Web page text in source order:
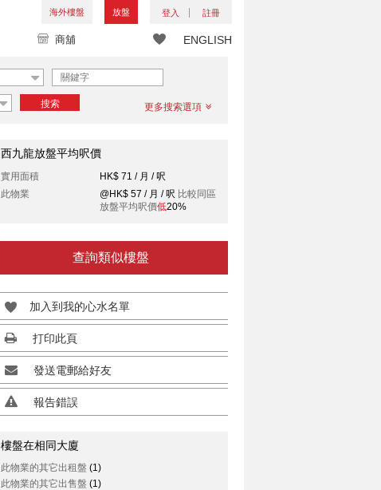
海外樓盤 放盤 登入 註冊
ENGLISH
商舖
搜索 更多搜索選項
西九龍放盤平均呎價
實用面積
HK$ 71 / 月 / 呎
此物業
@HK$ 57 / 月 / 呎 比較同區
放盤平均呎價低20%
查詢類似樓盤
加入到我的心水名單
打印此頁
發送電郵給好友
報告錯誤
樓盤在相同大廈
此物業的其它出租盤 (1)
此物業的其它出售盤 (1)